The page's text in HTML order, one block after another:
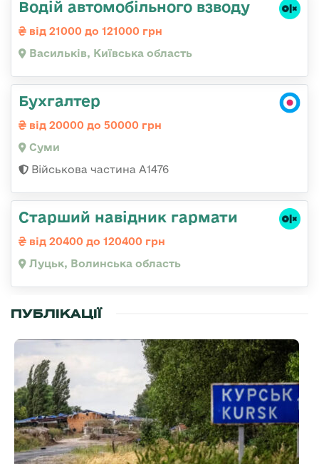
Водій автомобільного взводу
від 21000 до 121000 грн
Васильків, Київська область
Бухгалтер
від 20000 до 50000 грн
Суми
Військова частина А1476
Старший навідник гармати
від 20400 до 120400 грн
Луцьк, Волинська область
ПУБЛІКАЦІЇ